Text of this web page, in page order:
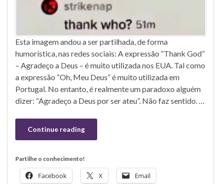
Esta imagem andou a ser partilhada, de forma
humorística, nas redes sociais: A expressão “Thank God”
– Agradeço a Deus – é muito utilizada nos EUA. Tal como
a expressão “Oh, Meu Deus” é muito utilizada em
Portugal. No entanto, é realmente um paradoxo alguém
dizer: “Agradeço a Deus por ser ateu”. Não faz sentido. …
Continue reading
Partilhe o conhecimento!
Facebook X Email